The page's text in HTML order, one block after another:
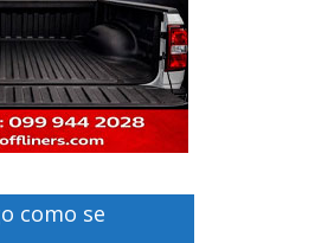
como se